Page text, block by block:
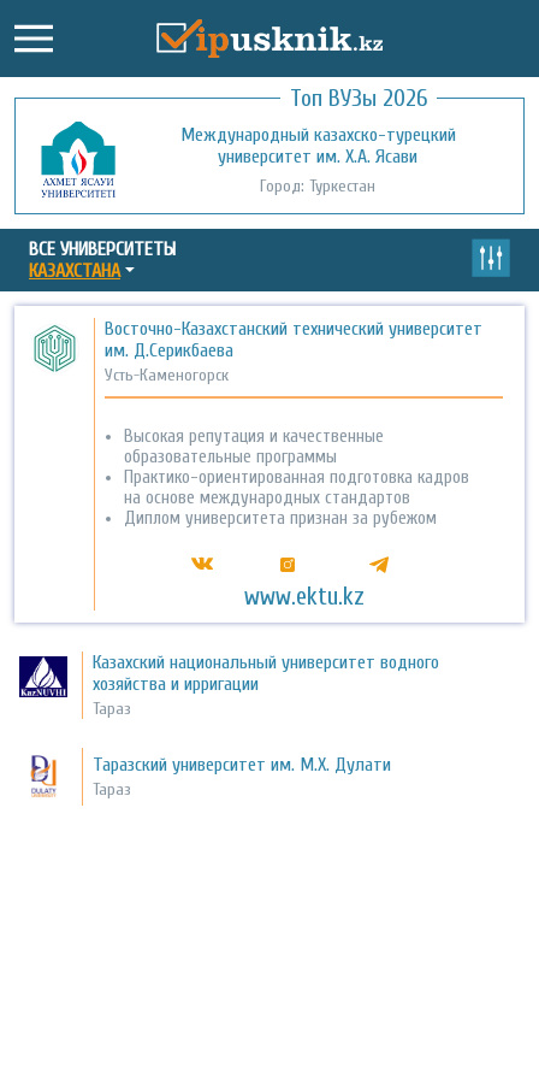
Топ ВУЗы 2026
Кызылординский открытый
университет
Город: Кызылорда
Международный казахско-турецкий
университет им. Х.А. Ясави
Город: Туркестан
ВСЕ УНИВЕРСИТЕТЫ
КАЗАХСТАНА
Восточно-Казахстанский технический университет
им. Д.Серикбаева
Усть-Каменогорск
Высокая репутация и качественные
образовательные программы
Практико-ориентированная подготовка кадров
на основе международных стандартов
Диплом университета признан за рубежом
www.ektu.kz
Казахский национальный университет водного
хозяйства и ирригации
Тараз
Таразский университет им. М.Х. Дулати
Тараз